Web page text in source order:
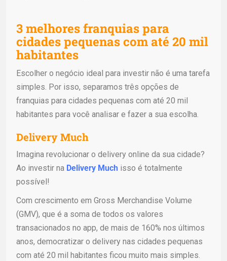
3 melhores franquias para
cidades pequenas com até 20 mil
habitantes
Escolher o negócio ideal para investir não é uma tarefa
simples. Por isso, separamos três opções de
franquias para cidades pequenas com até 20 mil
habitantes para você analisar e fazer a sua escolha.
Delivery Much
Imagina revolucionar o delivery online da sua cidade?
Ao investir na Delivery Much isso é totalmente
possível!
Com crescimento em Gross Merchandise Volume
(GMV), que é a soma de todos os valores
transacionados no app, de mais de 160% nos últimos
anos, democratizar o delivery nas cidades pequenas
com até 20 mil habitantes ficou muito mais simples.